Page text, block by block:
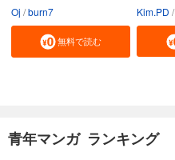
Oj burn7
無料で読む
Kim.PD
青年マンガ ランキング